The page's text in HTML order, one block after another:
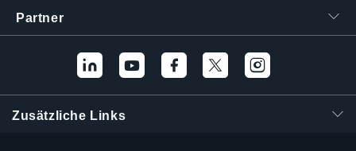
Partner
Zusätzliche Links